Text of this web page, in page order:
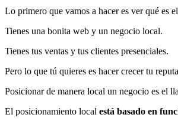
Lo primero que vamos a hacer es ver qué es
Tienes una bonita web y un negocio local.
Tienes tus ventas y tus clientes presenciales.
Pero lo que tú quieres es hacer crecer tu
Posicionar de manera local un negocio es el
El posicionamiento local está basado en